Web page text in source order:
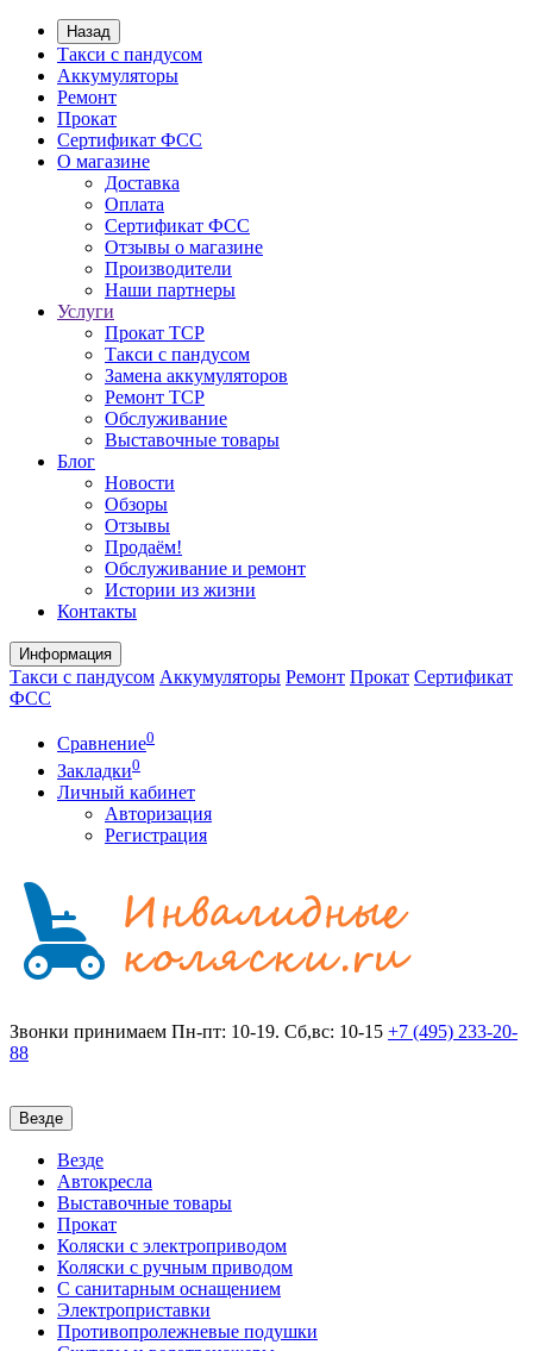
Назад
Такси с пандусом
Аккумуляторы
Ремонт
Прокат
Сертификат ФСС
О магазине
Доставка
Оплата
Сертификат ФСС
Отзывы о магазине
Производители
Наши партнеры
Услуги
Прокат ТСР
Такси с пандусом
Замена аккумуляторов
Ремонт ТСР
Обслуживание
Выставочные товары
Блог
Новости
Обзоры
Отзывы
Продаём!
Обслуживание и ремонт
Истории из жизни
Контакты
Информация
Такси с пандусом Аккумуляторы Ремонт Прокат Сертификат
ФСС
Сравнение0
Закладки0
Личный кабинет
Авторизация
Регистрация
Звонки принимаем Пн-пт: 10-19. Сб,вс: 10-15 +7 (495) 233-20-
88
Везде
Везде
Автокресла
Выставочные товары
Прокат
Коляски с электроприводом
Коляски с ручным приводом
С санитарным оснащением
Электроприставки
Противопролежневые подушки